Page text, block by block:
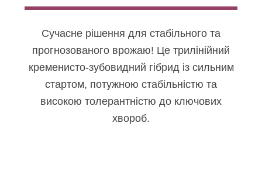
Сучасне рішення для стабільного та
прогнозованого врожаю! Це трилінійний
кременисто-зубовидний гібрид із сильним
стартом, потужною стабільністю та
високою толерантністю до ключових
хвороб.